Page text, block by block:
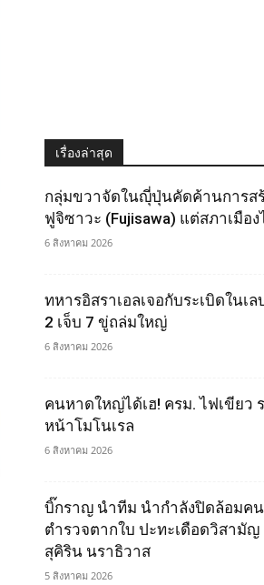
เรื่องล่าสุด
กลุ่มขวาจัดในญุี่ปุ่นคัดค้านการส
ฟูจิซาวะ (Fujisawa) แต่สภาเมือ
6 สิงหาคม 2026
ทหารอิสราเอลเจอกับระเบิดในเ
2 เจ็บ 7 ขู่ถล่มใหญ่
6 สิงหาคม 2026
คนหาดใหญ่ได้เฮ! ครม. ไฟเขียว
หน้าโมโนเรล
6 สิงหาคม 2026
บิ๊กราญ นำทีม นำกำลังปิดล้อมคน
ตำรวจตากใบ ปะทะเดือดวิสามัญ
สุคิริน นราธิวาส
5 สิงหาคม 2026